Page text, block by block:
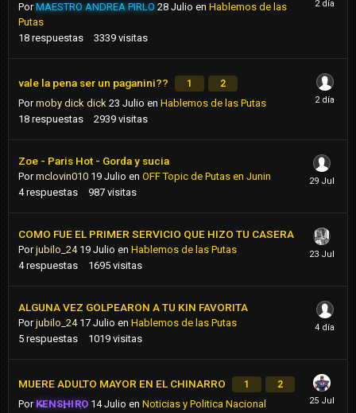
PorMAESTRO ANDREA PIRLO 28 Julio en Hablemos de las
Putas
18 respuestas 3339 visitas
vale la pena ser un paganini?? 1 2
Pormoby dick dick 23 Julio en Hablemos de las Putas
18 respuestas 2939 visitas
Zoe - Paris Hot - Gorda y sucia
Pormclovin010 19 Julio en OFF Topic de Putas en Junin
4 respuestas 987 visitas
COMO FUE EL PRIMER SERVICIO QUE HIZO TU CASERA
Porjubilo_24 19 Julio en Hablemos de las Putas
4 respuestas 1695 visitas
ALGUNA VEZ GOLPEARON A TU KIN FAVORITA
Porjubilo_24 17 Julio en Hablemos de las Putas
5 respuestas 1019 visitas
MUERE ADULTO MAYOR EN EL CHINARRO 1 2
Por KENSHIRO 14 Julio enNoticias y Politica Nacional